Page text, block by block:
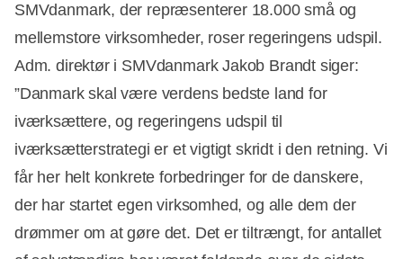
SMVdanmark, der repræsenterer 18.000 små og
mellemstore virksomheder, roser regeringens udspil.
Adm. direktør i SMVdanmark Jakob Brandt siger:
Annonce
”Danmark skal være verdens bedste land for
iværksættere, og regeringens udspil til
iværksætterstrategi er et vigtigt skridt i den retning. Vi
får her helt konkrete forbedringer for de danskere,
der har startet egen virksomhed, og alle dem der
drømmer om at gøre det. Det er tiltrængt, for antallet